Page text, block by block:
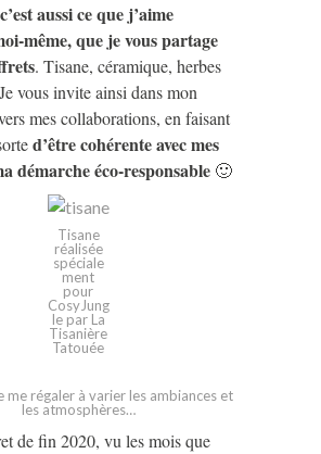
c’est aussi ce que j’aime
même, que je vous partage
. Tisane, céramique, herbes
vous invite ainsi dans mon
mes collaborations, en faisant
d’être cohérente avec mes
démarche éco-responsable 🙂
Tisane
réalisée
spéciale
ment
pour
CosyJung
le par La
Tisanière
Tatouée
me régaler à varier les ambiances et
les atmosphères…
de fin 2020, vu les mois que